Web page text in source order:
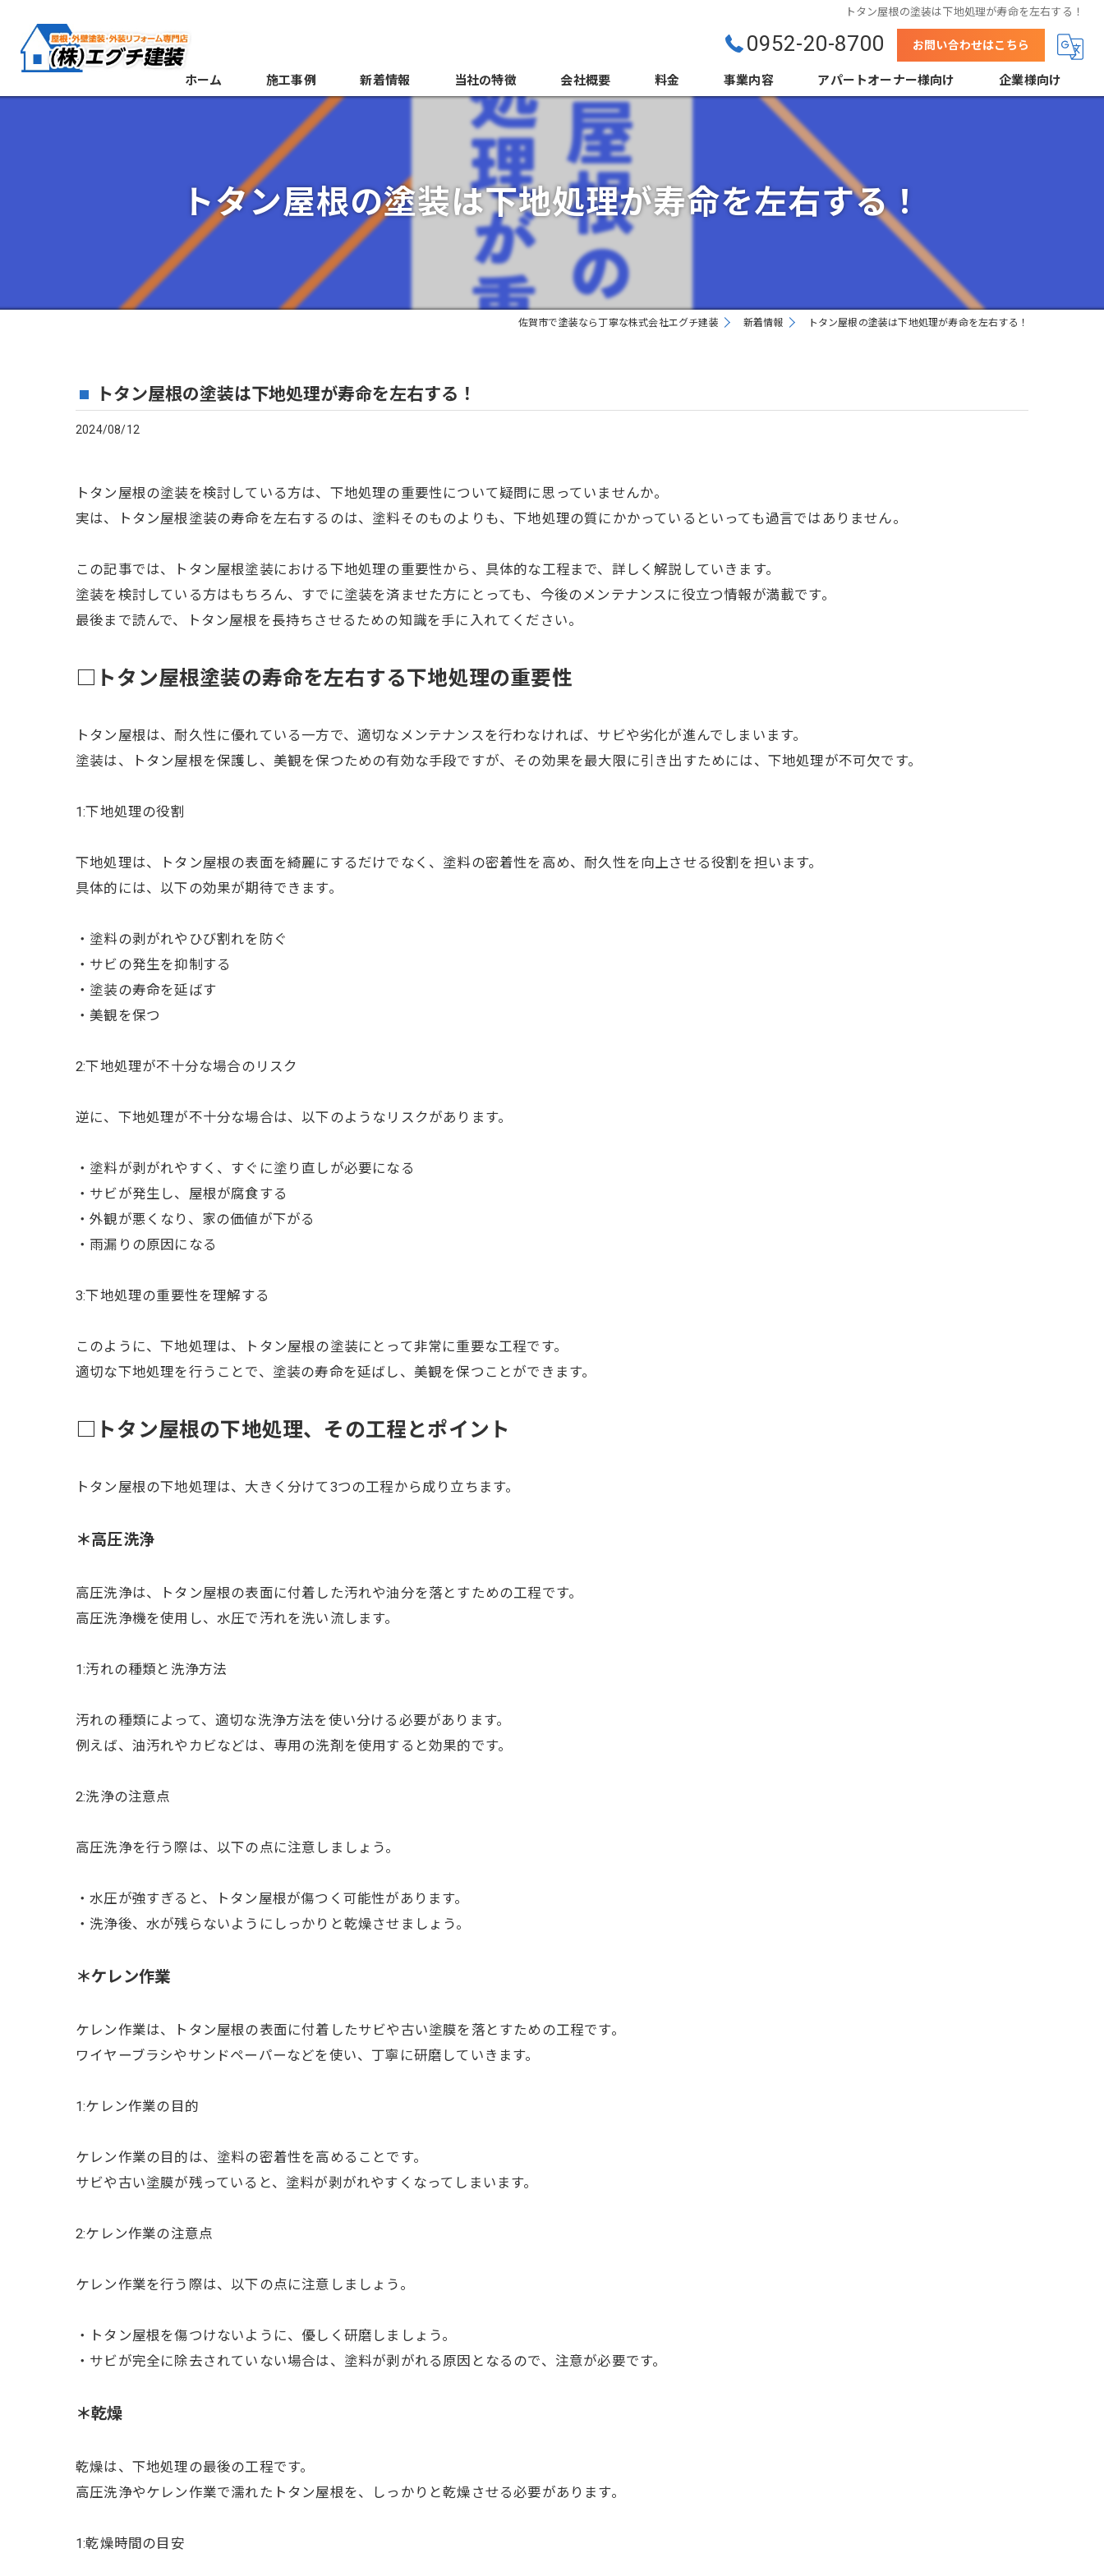
トタン屋根の塗装は下地処理が寿命を左右する！
0952-20-8700 お問い合わせはこちら
ホーム 施工事例 新着情報 当社の特徴 会社概要
職人紹介
よくある質問
サポート体制
料金 事業内容
外装クリーニング
アパートオーナー様向け 企業様向け
トタン屋根の塗装は下地処理が寿命を左右する！
佐賀市で塗装なら丁寧な株式会社エグチ建装 新着情報 トタン屋根の塗装は下地処理が寿命を左右する！
トタン屋根の塗装は下地処理が寿命を左右する！
2024/08/12
トタン屋根の塗装を検討している方は、下地処理の重要性について疑問に思っていませんか。
実は、トタン屋根塗装の寿命を左右するのは、塗料そのものよりも、下地処理の質にかかっているといっても過言ではありません。
この記事では、トタン屋根塗装における下地処理の重要性から、具体的な工程まで、詳しく解説していきます。
塗装を検討している方はもちろん、すでに塗装を済ませた方にとっても、今後のメンテナンスに役立つ情報が満載です。
最後まで読んで、トタン屋根を長持ちさせるための知識を手に入れてください。
□トタン屋根塗装の寿命を左右する下地処理の重要性
トタン屋根は、耐久性に優れている一方で、適切なメンテナンスを行わなければ、サビや劣化が進んでしまいます。
塗装は、トタン屋根を保護し、美観を保つための有効な手段ですが、その効果を最大限に引き出すためには、下地処理が不可欠です。
1:下地処理の役割
下地処理は、トタン屋根の表面を綺麗にするだけでなく、塗料の密着性を高め、耐久性を向上させる役割を担います。
具体的には、以下の効果が期待できます。
・塗料の剥がれやひび割れを防ぐ
・サビの発生を抑制する
・塗装の寿命を延ばす
・美観を保つ
2:下地処理が不十分な場合のリスク
逆に、下地処理が不十分な場合は、以下のようなリスクがあります。
・塗料が剥がれやすく、すぐに塗り直しが必要になる
・サビが発生し、屋根が腐食する
・外観が悪くなり、家の価値が下がる
・雨漏りの原因になる
3:下地処理の重要性を理解する
このように、下地処理は、トタン屋根の塗装にとって非常に重要な工程です。
適切な下地処理を行うことで、塗装の寿命を延ばし、美観を保つことができます。
□トタン屋根の下地処理、その工程とポイント
トタン屋根の下地処理は、大きく分けて3つの工程から成り立ちます。
＊高圧洗浄
高圧洗浄は、トタン屋根の表面に付着した汚れや油分を落とすための工程です。
高圧洗浄機を使用し、水圧で汚れを洗い流します。
1:汚れの種類と洗浄方法
汚れの種類によって、適切な洗浄方法を使い分ける必要があります。
例えば、油汚れやカビなどは、専用の洗剤を使用すると効果的です。
2:洗浄の注意点
高圧洗浄を行う際は、以下の点に注意しましょう。
・水圧が強すぎると、トタン屋根が傷つく可能性があります。
・洗浄後、水が残らないようにしっかりと乾燥させましょう。
＊ケレン作業
ケレン作業は、トタン屋根の表面に付着したサビや古い塗膜を落とすための工程です。
ワイヤーブラシやサンドペーパーなどを使い、丁寧に研磨していきます。
1:ケレン作業の目的
ケレン作業の目的は、塗料の密着性を高めることです。
サビや古い塗膜が残っていると、塗料が剥がれやすくなってしまいます。
2:ケレン作業の注意点
ケレン作業を行う際は、以下の点に注意しましょう。
・トタン屋根を傷つけないように、優しく研磨しましょう。
・サビが完全に除去されていない場合は、塗料が剥がれる原因となるので、注意が必要です。
＊乾燥
乾燥は、下地処理の最後の工程です。
高圧洗浄やケレン作業で濡れたトタン屋根を、しっかりと乾燥させる必要があります。
1:乾燥時間の目安